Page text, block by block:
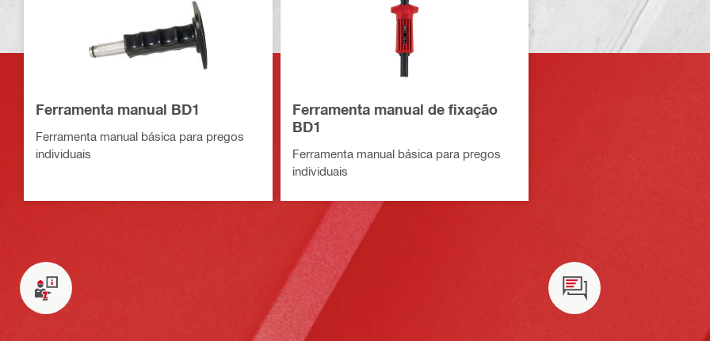
Ferramenta manual BD1
Ferramenta manual básica para pregos
individuais
Ferramenta manual de fixação
BD1
Ferramenta manual básica para pregos
individuais